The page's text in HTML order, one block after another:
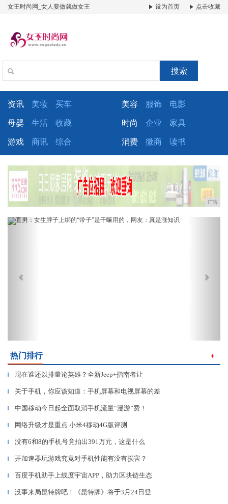
女王时尚网_女人要做就做女王 设为首页 点击收藏
搜索
资讯 美妆 买车 美容 服饰 电影
母婴 生活 收藏 时尚 企业 家具
游戏 商讯 综合 消费 微商 读书
广告
Previous
热门排行 ＋
▎ 现在谁还以排量论英雄？全新Jeep+指南者让
▎ 关于手机，你应该知道：手机屏幕和电视屏幕的差
▎ 中国移动今日起全面取消手机流量“漫游”费！
▎ 网络升级才是重点 小米4移动4G版评测
▎ 没有6和8的手机号竟拍出391万元，这是什么
▎ 开加速器玩游戏究竟对手机性能有没有损害？
▎ 百度手机助手上线度宇宙APP，助力区块链生态
▎ 没事来局昆特牌吧！《昆特牌》将于3月24日登